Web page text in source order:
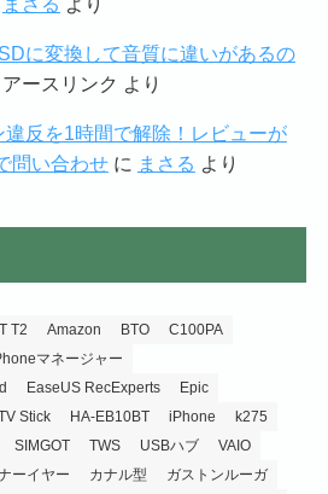
に変換して音質に違いがあるの
アースリンク より
反を1時間で解除！レビューが
問い合わせに まさる より
T2 Amazon BTO
C100PA
マネージャー
EaseUS RecExperts
Epic
Stick HA-EB10BT iPhone
k275
SIMGOT TWS USBハブ
VAIO
ーイヤー カナル型 ガストンルーガ